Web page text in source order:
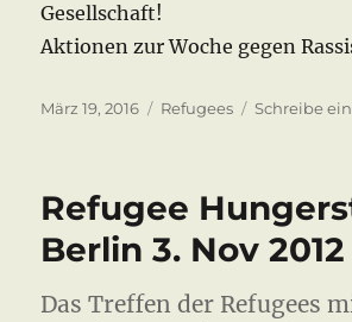
Gesellschaft!
Aktionen zur Woche gegen
Veröffentlicht
März 19, 2016 Kategorien
Refugees Schreibe
Refugee
Berlin 3. Nov 2012
Das Treffen der Refugees